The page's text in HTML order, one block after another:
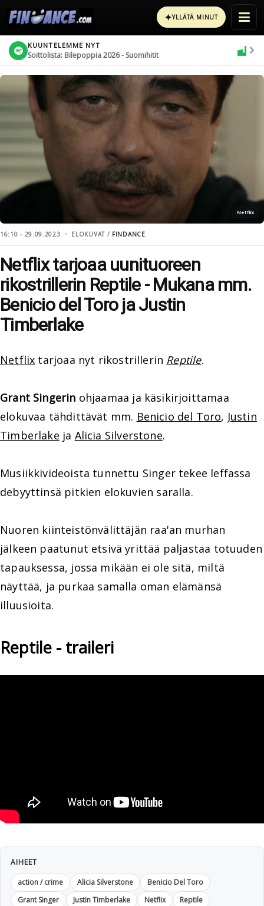
✦YLLÄTÄ MINUT
KUUNTELEMME NYT
Soittolista: Bilepoppia 2026 - Suomihitit
Netflix
16:10 - 29.09.2023 ELOKUVAT / FINDANCE
Netflix tarjoaa uunituoreen
rikostrillerin Reptile - Mukana mm.
Benicio del Toro ja Justin
Timberlake
Netflix tarjoaa nyt rikostrillerin Reptile.
Grant Singerin ohjaamaa ja käsikirjoittamaa
elokuvaa tähdittävät mm. Benicio del Toro, Justin
Timberlake ja Alicia Silverstone.
Musiikkivideoista tunnettu Singer tekee leffassa
debyyttinsä pitkien elokuvien saralla.
Nuoren kiinteistönvälittäjän raa'an murhan
jälkeen paatunut etsivä yrittää paljastaa totuuden
tapauksessa, jossa mikään ei ole sitä, miltä
näyttää, ja purkaa samalla oman elämänsä
illuusioita.
Reptile - traileri
AIHEET
action / crime
Alicia Silverstone
Benicio Del Toro
Grant Singer
Justin Timberlake Netflix Reptile